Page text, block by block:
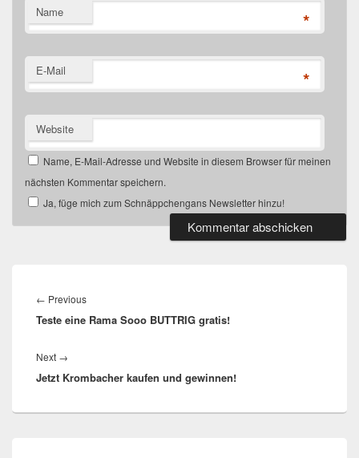
Name *
E-Mail *
Website
Name, E-Mail-Adresse und Website in diesem Browser für meinen
nächsten Kommentar speichern.
Ja, füge mich zum Schnäppchengans Newsletter hinzu!
← PreviousPrevious
post:
Teste eine Rama Sooo BUTTRIG gratis!
Next →
post:
Jetzt Krombacher kaufen und gewinnen!